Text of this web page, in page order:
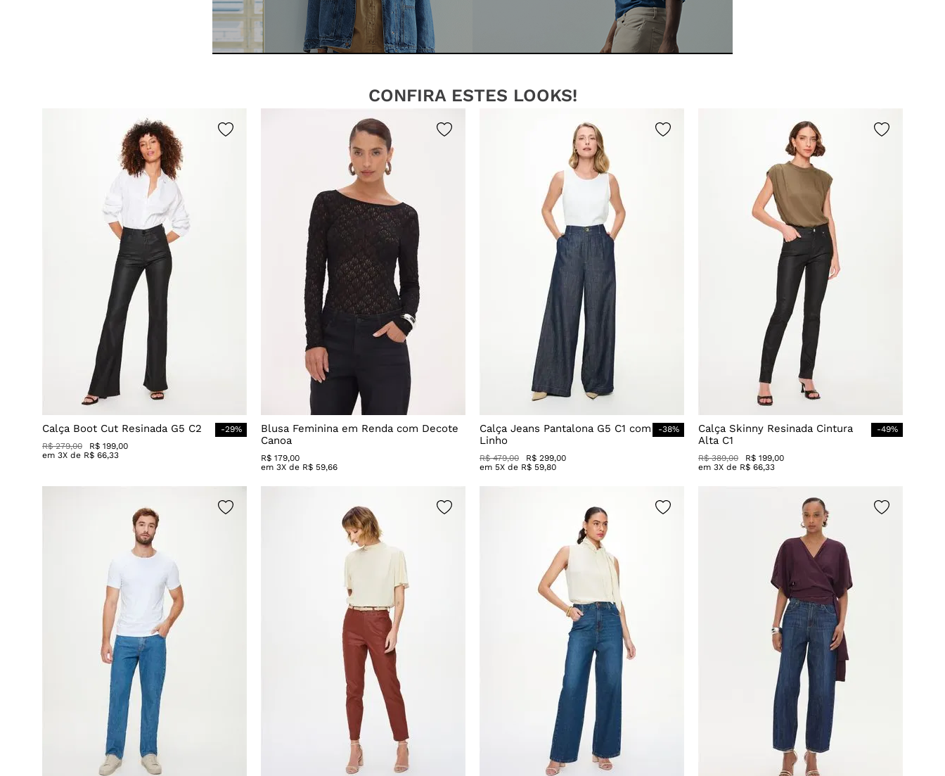
CONFIRA ESTES LOOKS!
Calça Boot Cut Resinada G5 C2 -29%
R$ 279,00 R$ 199,00
em 3X de R$ 66,33
Blusa Feminina em Renda com Decote
Canoa
R$ 179,00
em 3X de R$ 59,66
Calça Jeans Pantalona G5 C1 com
Linho
-38%
R$ 479,00 R$ 299,00
em 5X de R$ 59,80
Calça Skinny Resinada Cintura
Alta C1
-49%
R$ 389,00 R$ 199,00
em 3X de R$ 66,33